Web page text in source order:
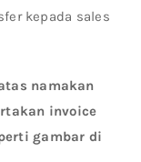
kepada sales
namakan
invoice
gambar di